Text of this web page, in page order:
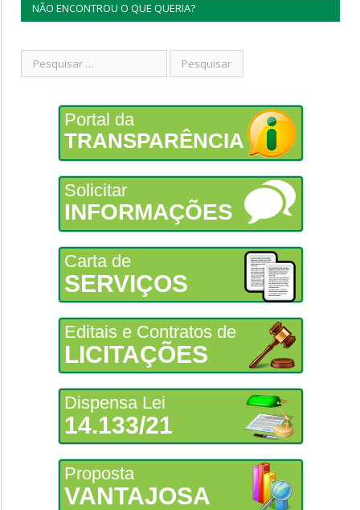
NÃO ENCONTROU O QUE QUERIA?
Portal da
TRANSPARÊNCIA
Solicitar
INFORMAÇÕES
Carta de
SERVIÇOS
Editais e Contratos de
LICITAÇÕES
Dispensa Lei
14.133/21
Proposta
VANTAJOSA